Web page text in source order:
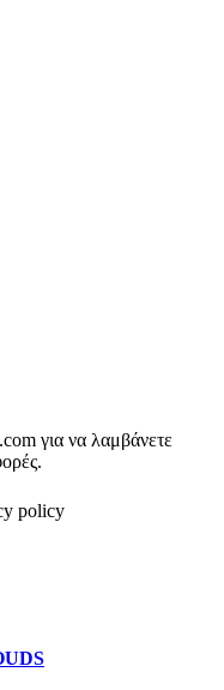
για να λαμβάνετε
policy